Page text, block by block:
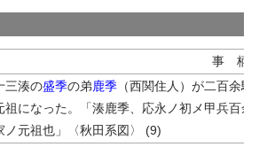
事 柄
三湊の盛季の弟鹿季 （西関住人）が二百余騎
祖になった。「湊鹿季、応永ノ初メ甲兵百余
ノ元祖也」〈秋田系図〉 (9)